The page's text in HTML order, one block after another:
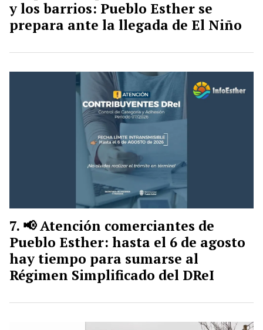
y los barrios: Pueblo Esther se
prepara ante la llegada de El Niño
📢 Atención comerciantes de
Pueblo Esther: hasta el 6 de agosto
hay tiempo para sumarse al
Régimen Simplificado del DReI